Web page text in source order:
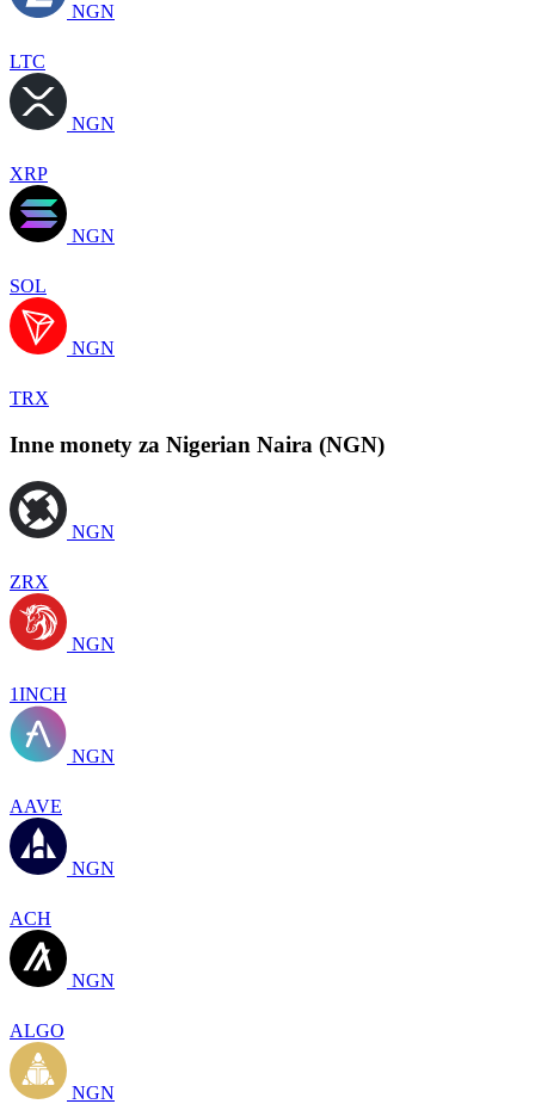
NGN
LTC
NGN
XRP
NGN
SOL
NGN
TRX
Inne monety za Nigerian Naira (NGN)
NGN
ZRX
NGN
1INCH
NGN
AAVE
NGN
ACH
NGN
ALGO
NGN